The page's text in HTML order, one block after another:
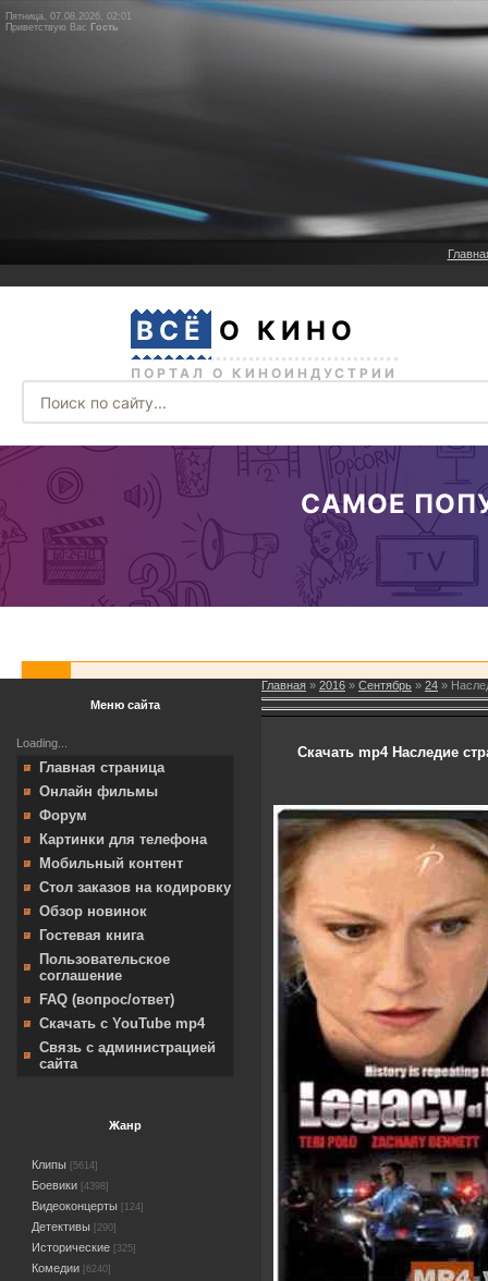
Пятница, 07.08.2026, 02:01
Приветствую Вас Гость
Меню сайта
Loading...
Главная страница
Онлайн фильмы
Форум
Картинки для телефона
Мобильный контент
Стол заказов на кодировку
Обзор новинок
Гостевая книга
Пользовательское
соглашение
FAQ (вопрос/ответ)
Скачать с YouTube mp4
Связь с администрацией
сайта
Жанр
Клипы [5614]
Боевики [4398]
Видеоконцерты [124]
Детективы [290]
Исторические [325]
Комедии [6240]
Главная » 2016 » Сентябрь » 24 »
Скачать mp4 Наследие